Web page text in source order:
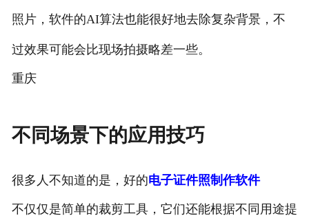
照片，软件的AI算法也能很好地去除复杂背景，不
过效果可能会比现场拍摄略差一些。
重庆
不同场景下的应用技巧
很多人不知道的是，好的电子证件照制作软件
不仅仅是简单的裁剪工具，它们还能根据不同用途提